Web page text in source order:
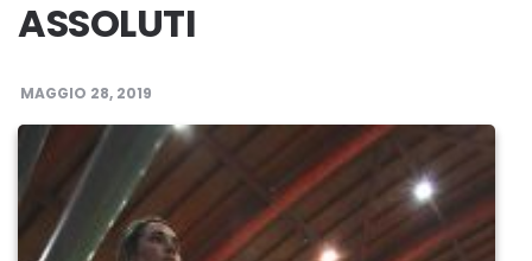
ASSOLUTI
MAGGIO 28, 2019